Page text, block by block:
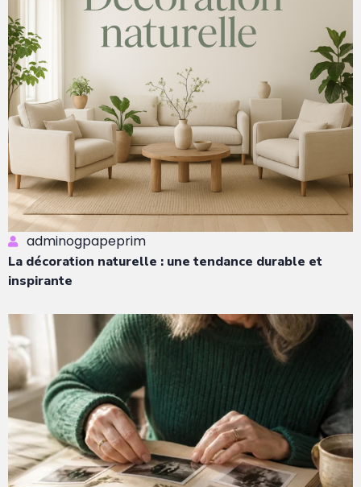
adminogpapeprim
La décoration naturelle : une tendance durable et
inspirante